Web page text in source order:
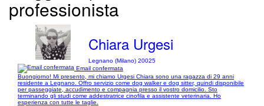
professionista
Chiara Urgesi
Legnano (Milano) 20025
Email confermata
Buongiorno! Mi presento, mi chiamo Urgesi Chiara sono una ragazza di 29 anni
residente a Legnano. Offro servizio come dog walker e dog sitter, quindi disponibile
per passeggiate, accudimento e compagnia presso il vostro domicilio. Sto
terminando gli studi come addestratrice cinofila e assistente veterinaria. Ho
esperienza con tutte le taglie.